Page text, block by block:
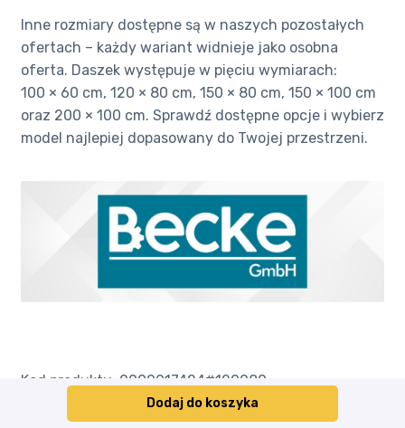
Inne rozmiary dostępne są w naszych pozostałych
ofertach – każdy wariant widnieje jako osobna
oferta. Daszek występuje w pięciu wymiarach:
100 × 60 cm, 120 × 80 cm, 150 × 80 cm, 150 × 100 cm
oraz 200 × 100 cm. Sprawdź dostępne opcje i wybierz
model najlepiej dopasowany do Twojej przestrzeni.
Kod produktu: 0000017424#120080
Dodaj do koszyka